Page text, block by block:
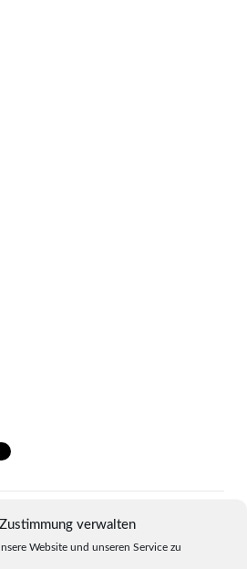
verwalten
Website und unseren Service zu
Beim Kloster – Endlich Wieder Eine Feier
Ganzen Pfarrei